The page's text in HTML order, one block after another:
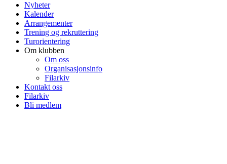
Nyheter
Kalender
Arrangementer
Trening og rekruttering
Turorientering
Om klubben
Om oss
Organisasjonsinfo
Filarkiv
Kontakt oss
Filarkiv
Bli medlem